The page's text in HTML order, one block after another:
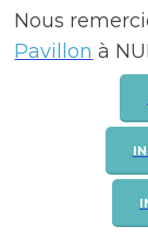
Nous
Pavillon à